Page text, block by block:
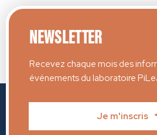
NEWSLETTER
Recevez chaque mois des
événements du laboratoire
Je m'inscris